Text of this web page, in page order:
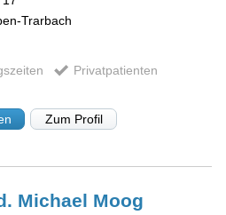
Trarbach
Privatpatienten
Zum Profil
Michael Moog